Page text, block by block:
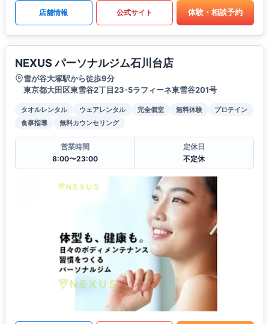
店舗情報 公式サイト 体験・相談予約
NEXUS パーソナルジム石川台店
雪が谷大塚駅から徒歩9分
東京都大田区東雪谷2丁目23-5ラフィーネ東雪谷201号
タオルレンタル ウェアレンタル 完全個室 無料体験
プロテイン
食事指導
無料カウンセリング
営業時間
8:00〜23:00
定休日
不定休